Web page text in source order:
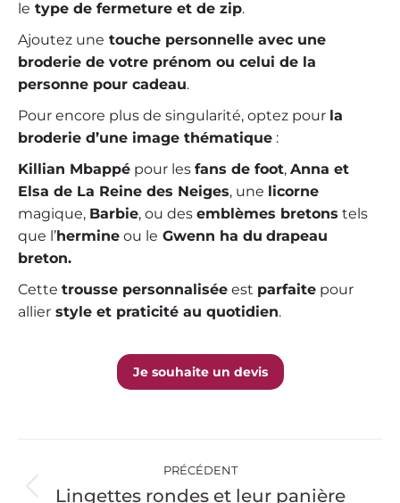
le type de fermeture et de zip.
Ajoutez une touche personnelle avec une
broderie de votre prénom ou celui de la
personne pour cadeau.
Pour encore plus de singularité, optez pour la
broderie d’une image thématique :
Killian Mbappé pour les fans de foot, Anna et
Elsa de La Reine des Neiges, une licorne
magique, Barbie, ou des emblèmes bretons tels
que l’hermine ou le Gwenn ha du drapeau
breton.
Cette trousse personnalisée est parfaite pour
allier style et praticité au quotidien.
Je souhaite un devis
PRÉCÉDENT
Onglet
Lingettes rondes et leur panière